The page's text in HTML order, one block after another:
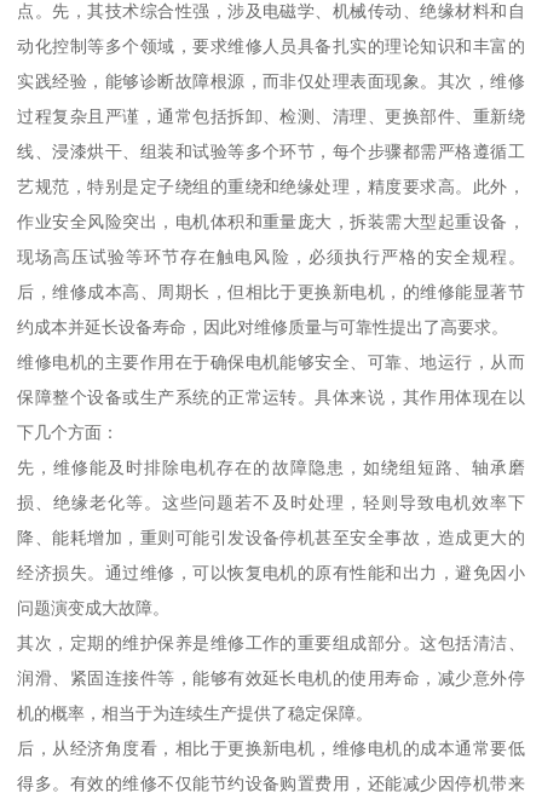
点。先，其技术综合性强，涉及电磁学、机械传动、绝缘材料和自
动化控制等多个领域，要求维修人员具备扎实的理论知识和丰富的
实践经验，能够诊断故障根源，而非仅处理表面现象。其次，维修
过程复杂且严谨，通常包括拆卸、检测、清理、更换部件、重新绕
线、浸漆烘干、组装和试验等多个环节，每个步骤都需严格遵循工
艺规范，特别是定子绕组的重绕和绝缘处理，精度要求高。此外，
作业安全风险突出，电机体积和重量庞大，拆装需大型起重设备，
现场高压试验等环节存在触电风险，必须执行严格的安全规程。
后，维修成本高、周期长，但相比于更换新电机，的维修能显著节
约成本并延长设备寿命，因此对维修质量与可靠性提出了高要求。
维修电机的主要作用在于确保电机能够安全、可靠、地运行，从而
保障整个设备或生产系统的正常运转。具体来说，其作用体现在以
下几个方面：
先，维修能及时排除电机存在的故障隐患，如绕组短路、轴承磨
损、绝缘老化等。这些问题若不及时处理，轻则导致电机效率下
降、能耗增加，重则可能引发设备停机甚至安全事故，造成更大的
经济损失。通过维修，可以恢复电机的原有性能和出力，避免因小
问题演变成大故障。
其次，定期的维护保养是维修工作的重要组成部分。这包括清洁、
润滑、紧固连接件等，能够有效延长电机的使用寿命，减少意外停
机的概率，相当于为连续生产提供了稳定保障。
后，从经济角度看，相比于更换新电机，维修电机的成本通常要低
得多。有效的维修不仅能节约设备购置费用，还能减少因停机带来